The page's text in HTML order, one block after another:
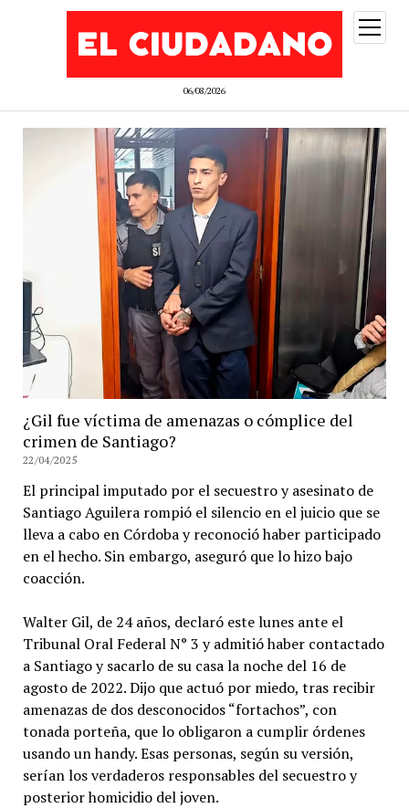
06/08/2026
abrir
menú
¿Gil fue víctima de amenazas o cómplice del
crimen de Santiago?
22/04/2025
El principal imputado por el secuestro y asesinato de
Santiago Aguilera rompió el silencio en el juicio que se
lleva a cabo en Córdoba y reconoció haber participado
en el hecho. Sin embargo, aseguró que lo hizo bajo
coacción.
Walter Gil, de 24 años, declaró este lunes ante el
Tribunal Oral Federal N° 3 y admitió haber contactado
a Santiago y sacarlo de su casa la noche del 16 de
agosto de 2022. Dijo que actuó por miedo, tras recibir
amenazas de dos desconocidos “fortachos”, con
tonada porteña, que lo obligaron a cumplir órdenes
usando un handy. Esas personas, según su versión,
serían los verdaderos responsables del secuestro y
posterior homicidio del joven.